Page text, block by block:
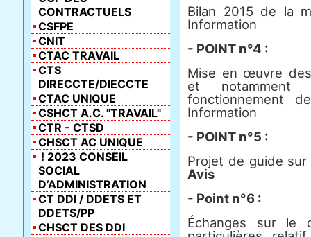
Bilan 2015 de la
Information
- POINT n°4 :
Mise en œuvre
et notamment
fonctionnement
Information
- POINT n°5 :
Projet de guide
Avis
- Point n°6 :
Échanges sur le
CONTRACTUELS
CSFPE
CNIT
CTAC TRAVAIL
CTS
DIRECCTE/DIECCTE
CTAC UNIQUE
CSHCT A.C. "TRAVAIL"
CTR - CTSD
CHSCT AC UNIQUE
! 2023 CONSEIL
SOCIAL
D’ADMINISTRATION
CT DDI / DDETS ET
DDETS/PP
CHSCT DES DDI